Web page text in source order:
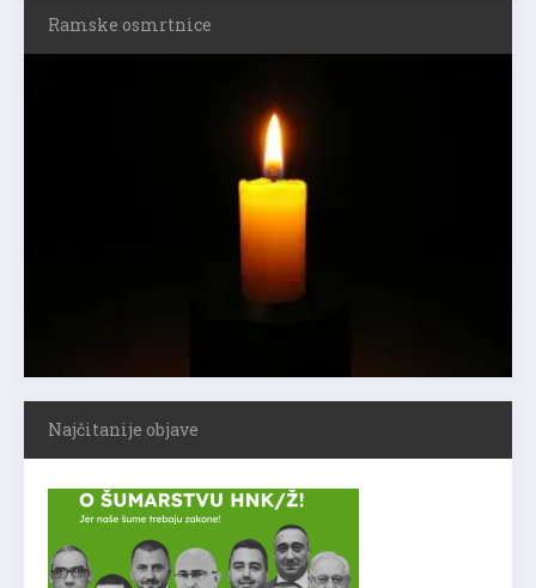
Ramske osmrtnice
Najčitanije objave